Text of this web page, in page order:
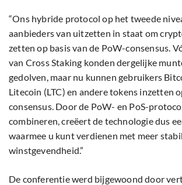
“Ons hybride protocol op het tweede
aanbieders van uitzetten in staat om
zetten op basis van de PoW-consensus.
van Cross Staking konden dergelijke
gedolven, maar nu kunnen gebruikers
Litecoin (LTC) en andere tokens inzetten
consensus. Door de PoW- en PoS-
combineren, creëert de technologie dus
waarmee u kunt verdienen met meer
winstgevendheid.”
De conferentie werd bijgewoond door